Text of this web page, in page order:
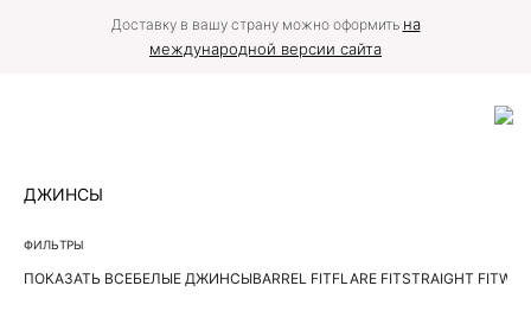
Доставку в вашу страну можно оформить на
международной версии сайта
ДЖИНСЫ
ФИЛЬТРЫ
ПОКАЗАТЬ ВСЕБЕЛЫЕ ДЖИНСЫBARREL FITFLARE FITSTRAIGHT FIT